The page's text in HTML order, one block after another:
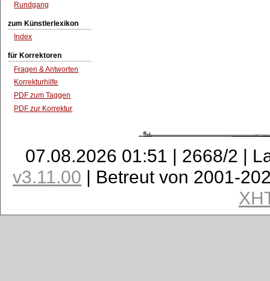
Rundgang
zum Künstlerlexikon
Index
für Korrektoren
Fragen & Antworten
Korrekturhilfe
PDF zum Taggen
PDF zur Korrektur
07.08.2026 01:51 | 2668/2 |
v3.11.00 | Betreut von 2001-